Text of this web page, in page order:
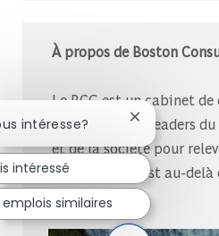
À propos de Boston
Le BCG est un cabinet
s’associe à des leaders
et de la société pour
importants.C’est au-delà
commençons.
intéresse? Fermer la
intéressé
similaires